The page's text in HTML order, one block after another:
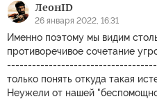
ЛеонID
26 января 2022, 16:31
Именно поэтому мы видим
противоречивое сочетание
только понять откуда такая
Неужели от нашей